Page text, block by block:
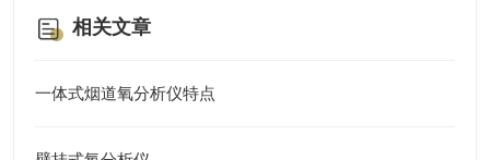
相关文章
一体式烟道氧分析仪特点